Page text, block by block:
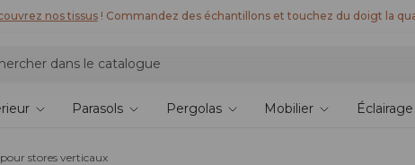
nos tissus ! Commandez des échantillons et touchez du doigt la
Parasols Pergolas Mobilier Éclairage
stores verticaux